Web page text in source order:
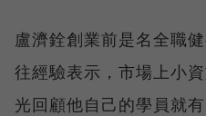
盧濟銓創業前是名全職
往經驗表示，市場上小
光回顧他自己的學員就